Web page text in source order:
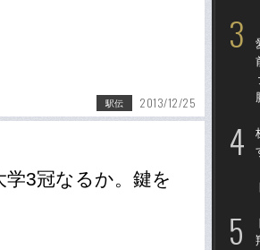
駅伝 2013/12/25
学3冠なるか。鍵を